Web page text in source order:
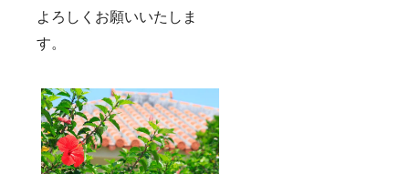
よろしくお願いいたしま
す。